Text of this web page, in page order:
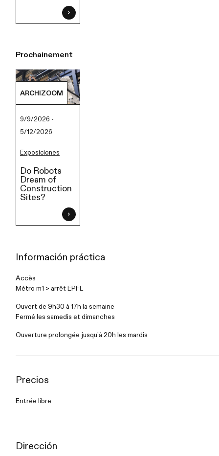
Prochainement
ARCHIZOOM
9/9/2026 -
5/12/2026
Exposiciones
Do Robots
Dream of
Construction
Sites?
Información práctica
Accès
Métro m1 > arrêt EPFL
Ouvert de 9h30 à 17h la semaine
Fermé les samedis et dimanches
Ouverture prolongée jusqu'à 20h les mardis
Precios
Entrée libre
Dirección